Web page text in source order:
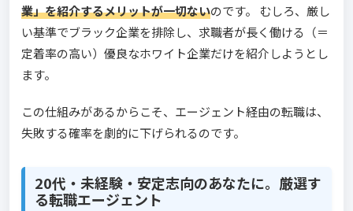
業」を紹介するメリットが一切ないのです。 むしろ、厳し
い基準でブラック企業を排除し、求職者が長く働ける（＝
定着率の高い）優良なホワイト企業だけを紹介しようとし
ます。
この仕組みがあるからこそ、エージェント経由の転職は、
失敗する確率を劇的に下げられるのです。
20代・未経験・安定志向のあなたに。厳選す
る転職エージェント